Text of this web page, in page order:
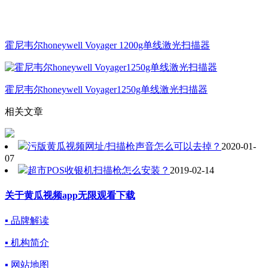
霍尼韦尔honeywell Voyager 1200g单线激光扫描器
霍尼韦尔honeywell Voyager1250g单线激光扫描器
相关文章
污版黄瓜视频网址/扫描枪声音怎么可以去掉？ 2020-01-
07
超市POS收银机扫描枪怎么安装？ 2019-02-14
关于黄瓜视频app无限观看下载
▪ 品牌解读
▪ 机构简介
▪ 网站地图